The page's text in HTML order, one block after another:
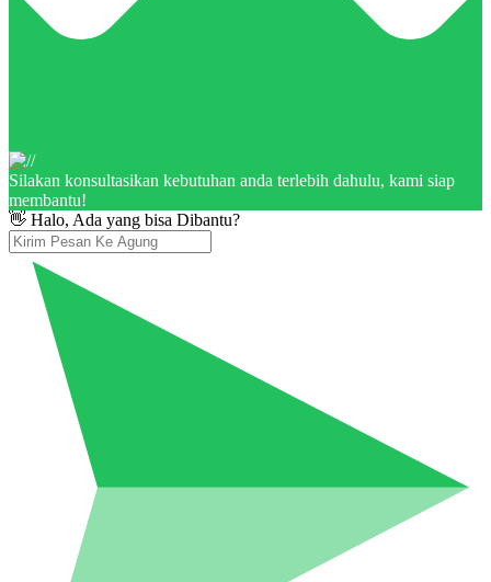
Silakan konsultasikan kebutuhan anda terlebih dahulu, kami siap
membantu!
👋 Halo, Ada yang bisa Dibantu?